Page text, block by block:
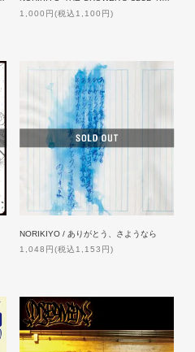
1,000円(税込1,100円)
NORIKIYO / ありがとう、さようなら
1,048円(税込1,153円)